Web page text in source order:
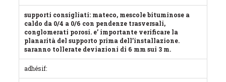
supporti consigliati: mateco, mescole bituminose a
caldo da 0/4 a 0/6 con pendenze trasversali,
conglomerati porosi. e’ importante verificare la
planarità del supporto prima dell’installazione.
saranno tollerate deviazioni di 6 mm sui 3 m.
adhésif: